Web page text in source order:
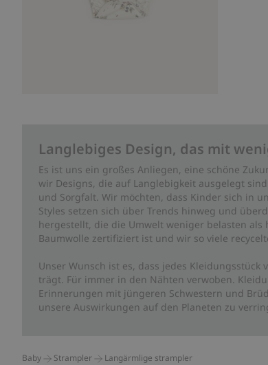
Langlebiges Design, das mit
Es ist uns ein großes Anliegen, eine schöne
wir Designs, die auf Langlebigkeit ausgelegt
und Sorgfalt. Wir möchten, dass Kinder sich in
Styles setzen sich über Trends hinweg und
hergestellt, die die Umwelt weniger belasten
Baumwolle zertifiziert ist und wir so viele
Unser Wunsch ist es, dass jedes
trägt. Für immer in den Nähten verwoben.
Erinnerungen mit jüngeren Schwestern und
unsere Auswirkungen auf den Planeten zu
Baby Strampler Langärmlige strampler